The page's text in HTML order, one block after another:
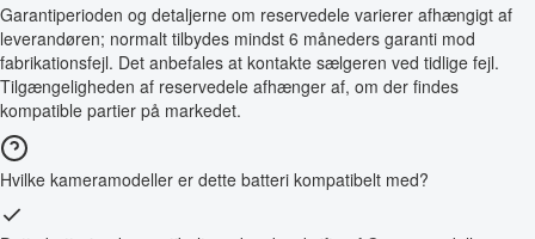
Garantiperioden og detaljerne om reservedele varierer afhængigt af
leverandøren; normalt tilbydes mindst 6 måneders garanti mod
fabrikationsfejl. Det anbefales at kontakte sælgeren ved tidlige fejl.
Tilgængeligheden af reservedele afhænger af, om der findes
kompatible partier på markedet.
Hvilke kameramodeller er dette batteri kompatibelt med?